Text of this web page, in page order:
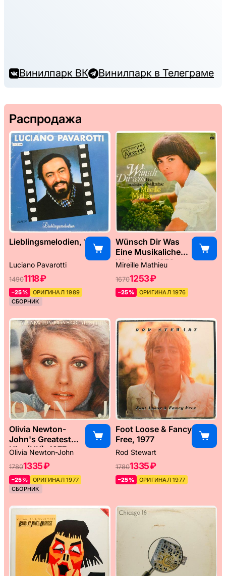
Винилпарк ВК Винилпарк в Телеграме
Распродажа
Lieblingsmelodien, 1989
Luciano Pavarotti
14901118 ₽
–25%
ОРИГИНАЛ 1989
СБОРНИК
Wünsch Dir Was
Eine Musikaliche
Weltreise, 1976
Mireille Mathieu
16701253 ₽
–25% ОРИГИНАЛ 1976
Olivia Newton-
John's Greatest
Hits (UK), 1977
Olivia Newton-John
17801335 ₽
–25%
ОРИГИНАЛ 1977
СБОРНИК
Foot Loose & Fancy
Free, 1977
Rod Stewart
17801335 ₽
–25% ОРИГИНАЛ 1977